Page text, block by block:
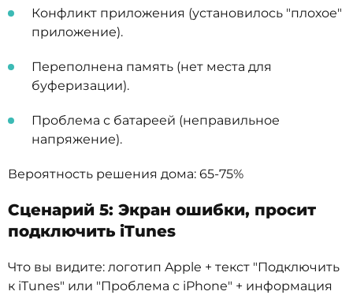
Конфликт приложения (установилось "плохое"
приложение).
Переполнена память (нет места для
буферизации).
Проблема с батареей (неправильное
напряжение).
Вероятность решения дома: 65-75%
Сценарий 5: Экран ошибки, просит
подключить iTunes
Что вы видите: логотип Apple + текст "Подключить
к iTunes" или "Проблема с iPhone" + информация